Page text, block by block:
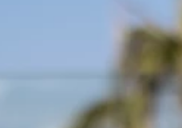
Posebne
Destinacije